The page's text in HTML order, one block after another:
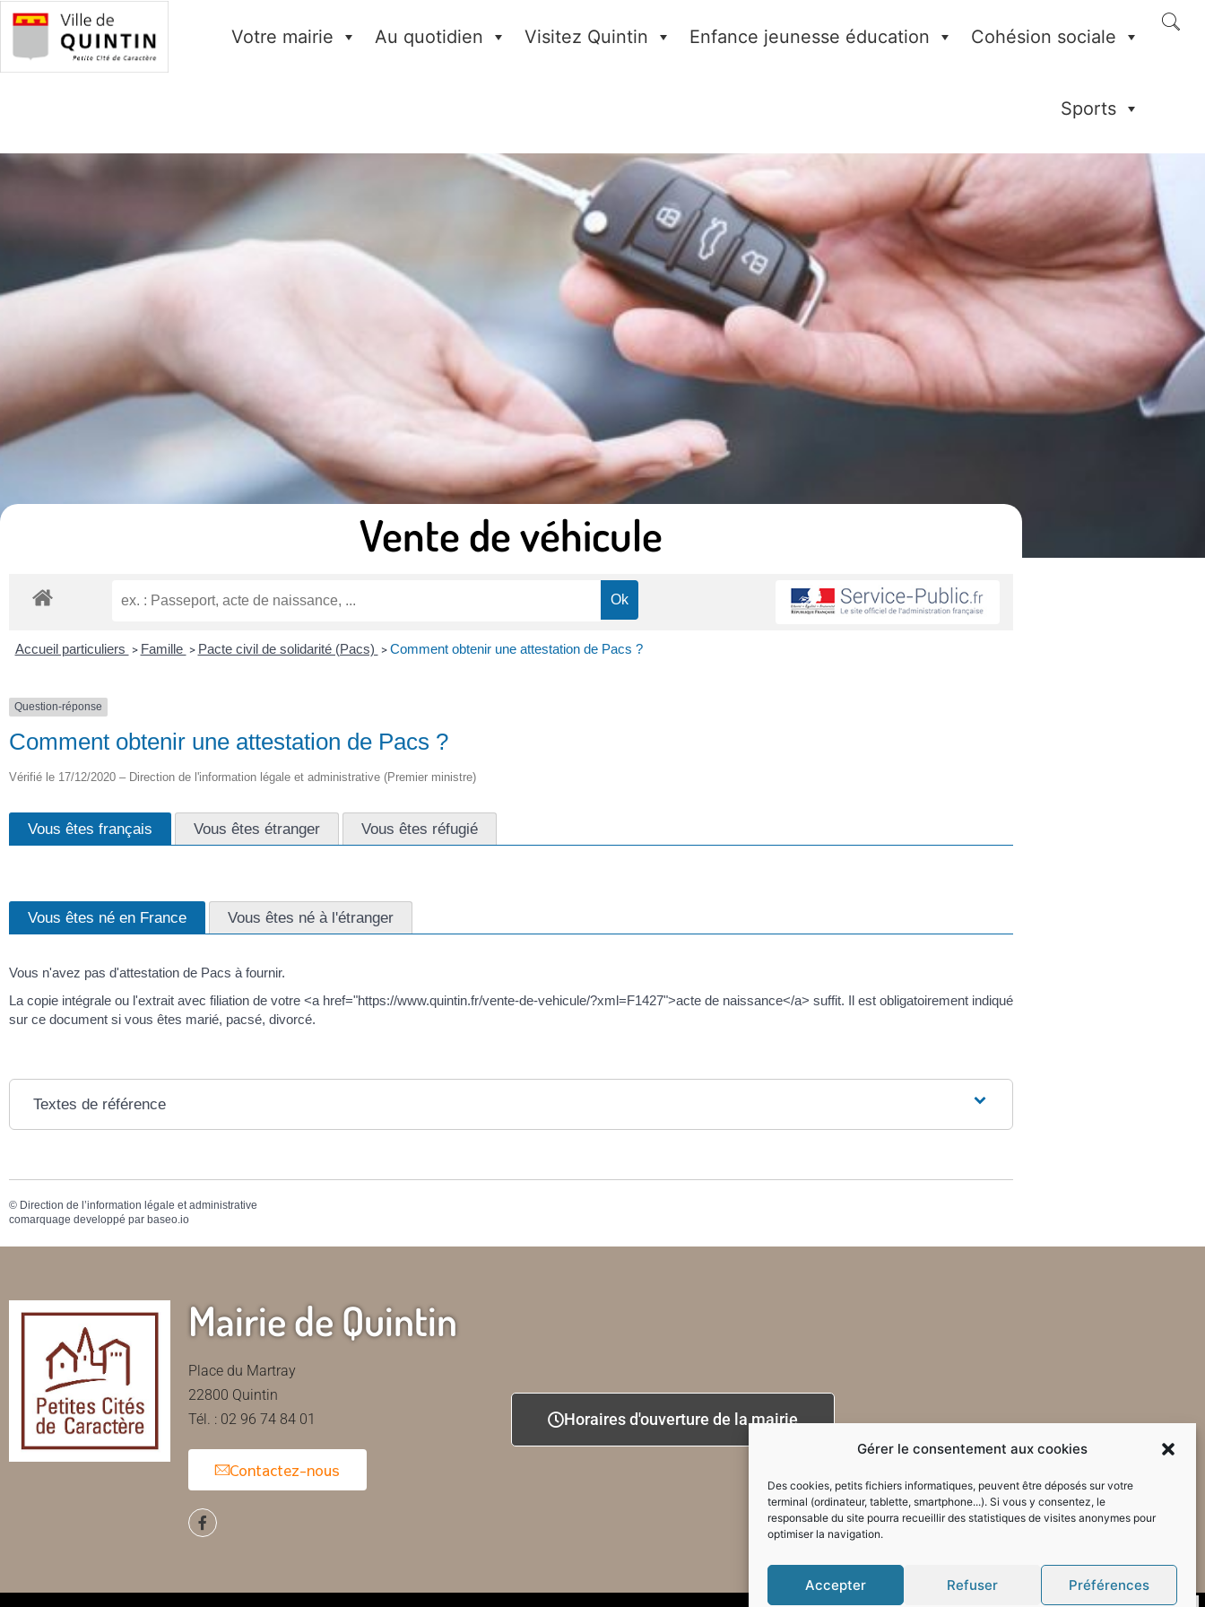
Gérer le consentement aux cookies
Des cookies, petits fichiers informatiques, peuvent être déposés sur votre
terminal (ordinateur, tablette, smartphone...). Si vous y consentez, le
responsable du site pourra recueillir des statistiques de visites anonymes pour
optimiser la navigation.
Accepter Refuser Préférences
Votre mairie Au quotidien Visitez Quintin Enfance jeunesse éducation Cohésion sociale
Sports
Vente de véhicule
Accueil particuliers > Famille > Pacte civil de solidarité (Pacs) > Comment obtenir une attestation de Pacs ?
Question-réponse
Comment obtenir une attestation de Pacs ?
Vérifié le 17/12/2020 – Direction de l'information légale et administrative (Premier ministre)
Vous êtes français Vous êtes étranger Vous êtes réfugié
Vous êtes né en France Vous êtes né à l'étranger
Vous n'avez pas d'attestation de Pacs à fournir.
La copie intégrale ou l'extrait avec filiation de votre <a href="https://www.quintin.fr/vente-de-vehicule/?xml=F1427">acte de naissance</a> suffit. Il est obligatoirement indiqué
sur ce document si vous êtes marié, pacsé, divorcé.
Textes de référence
© Direction de l’information légale et administrative
comarquage developpé par baseo.io
Mairie de Quintin
Place du Martray
22800 Quintin
Tél. : 02 96 74 84 01
Contactez-nous
Horaires d'ouverture de la mairie